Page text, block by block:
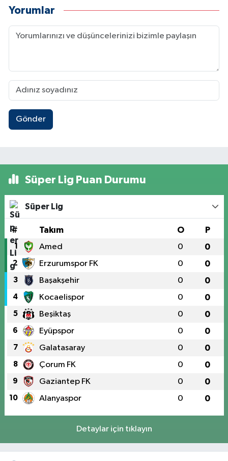
Yorumlar
Gönder
Süper Lig Puan Durumu
Süper Lig
# Takım O P
1 Amed 0 0
2 Erzurumspor FK 0 0
3 Başakşehir 0 0
4 Kocaelispor 0 0
5 Beşiktaş 0 0
6 Eyüpspor 0 0
7 Galatasaray 0 0
8 Çorum FK 0 0
9 Gaziantep FK 0 0
10 Alanyaspor 0 0
Detaylar için tıklayın